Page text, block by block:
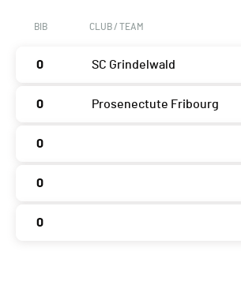
BIB CLUB / TEAM
0 SC Grindelwald
0 Prosenectute Fribourg
0
0
0